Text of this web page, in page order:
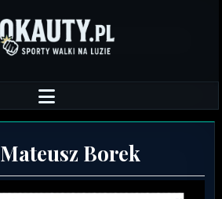
Mateusz Borek